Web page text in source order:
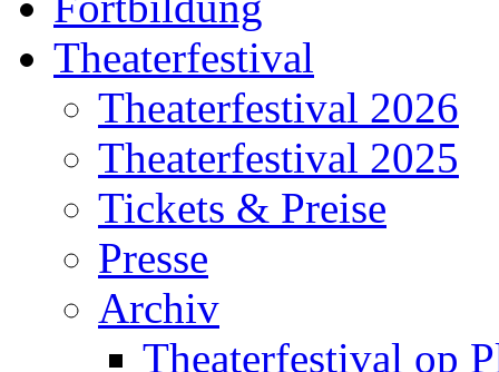
Theaterfestival
Theaterfestival 2026
Theaterfestival 2025
Tickets & Preise
Presse
Archiv
Theaterfestival op